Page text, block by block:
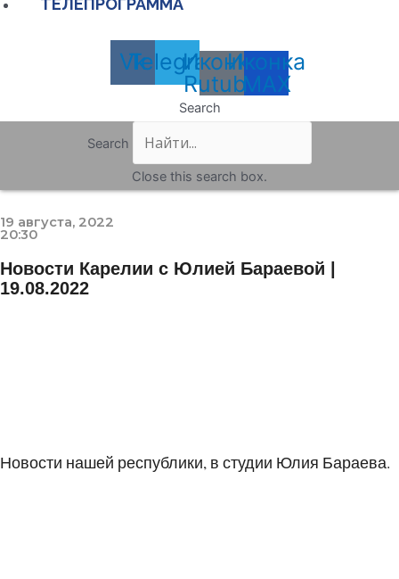
ТЕЛЕПРОГРАММА
Vk
Telegram
Иконка
Rutube
Иконка
MAX
Search
Search
Close this search box.
19 августа, 2022
20:30
Новости Карелии с Юлией Бараевой |
19.08.2022
Новости нашей республики, в студии Юлия Бараева.